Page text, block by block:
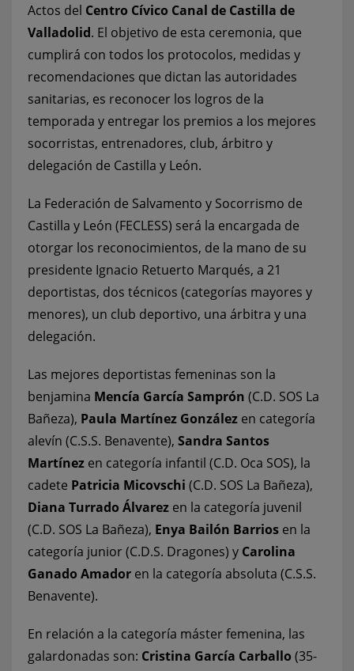
Actos del Centro Cívico Canal de Castilla de
Valladolid. El objetivo de esta ceremonia, que
cumplirá con todos los protocolos, medidas y
recomendaciones que dictan las autoridades
sanitarias, es reconocer los logros de la
temporada y entregar los premios a los mejores
socorristas, entrenadores, club, árbitro y
delegación de Castilla y León.
La Federación de Salvamento y Socorrismo de
Castilla y León (FECLESS) será la encargada de
otorgar los reconocimientos, de la mano de su
presidente Ignacio Retuerto Marqués, a 21
deportistas, dos técnicos (categorías mayores y
menores), un club deportivo, una árbitra y una
delegación.
Las mejores deportistas femeninas son la
benjamina Mencía García Samprón (C.D. SOS La
Bañeza), Paula Martínez González en categoría
alevín (C.S.S. Benavente), Sandra Santos
Martínez en categoría infantil (C.D. Oca SOS), la
cadete Patricia Micovschi (C.D. SOS La Bañeza),
Diana Turrado Álvarez en la categoría juvenil
(C.D. SOS La Bañeza), Enya Bailón Barrios en la
categoría junior (C.D.S. Dragones) y Carolina
Ganado Amador en la categoría absoluta (C.S.S.
Benavente).
En relación a la categoría máster femenina, las
galardonadas son: Cristina García Carballo (35-